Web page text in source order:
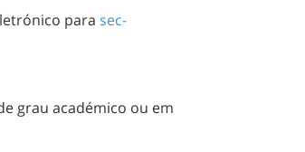
para sec-
grau académico ou em